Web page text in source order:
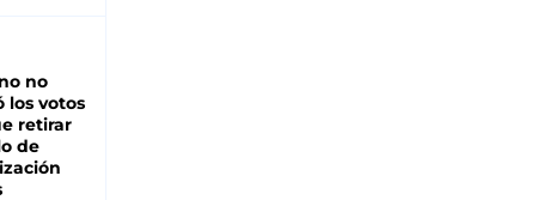
no
los votos
retirar
de